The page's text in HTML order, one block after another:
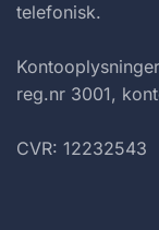
telefonisk.
reg.nr 3001,
CVR: 12232543